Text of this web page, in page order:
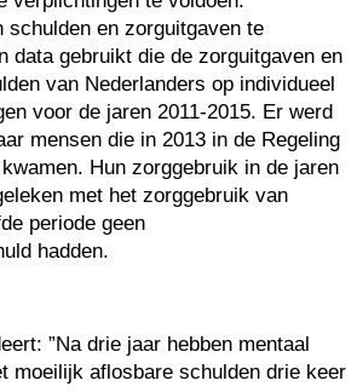
schulden en zorguitgaven te
data gebruikt die de zorguitgaven en
van Nederlanders op individueel
voor de jaren 2011-2015. Er werd
mensen die in 2013 in de Regeling
Hun zorggebruik in de jaren
met het zorggebruik van
periode geen
hadden.
”Na drie jaar hebben mentaal
moeilijk aflosbare schulden drie keer